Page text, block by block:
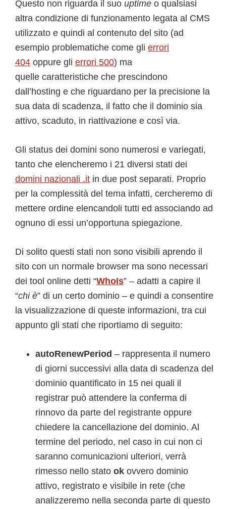
Questo non riguarda il suo uptime o qualsiasi
altra condizione di funzionamento legata al CMS
utilizzato e quindi al contenuto del sito (ad
esempio problematiche come gli errori
404 oppure gli errori 500) ma
quelle caratteristiche che prescindono
dall’hosting e che riguardano per la precisione la
sua data di scadenza, il fatto che il dominio sia
attivo, scaduto, in riattivazione e così via.
Gli status dei domini sono numerosi e variegati,
tanto che elencheremo i 21 diversi stati dei
domini nazionali .it in due post separati. Proprio
per la complessità del tema infatti, cercheremo di
mettere ordine elencandoli tutti ed associando ad
ognuno di essi un’opportuna spiegazione.
Di solito questi stati non sono visibili aprendo il
sito con un normale browser ma sono necessari
dei tool online detti “WhoIs” – adatti a capire il
“chi è” di un certo dominio – e quindi a consentire
la visualizzazione di queste informazioni, tra cui
appunto gli stati che riportiamo di seguito:
autoRenewPeriod – rappresenta il numero
di giorni successivi alla data di scadenza del
dominio quantificato in 15 nei quali il
registrar può attendere la conferma di
rinnovo da parte del registrante oppure
chiedere la cancellazione del dominio. Al
termine del periodo, nel caso in cui non ci
saranno comunicazioni ulteriori, verrà
rimesso nello stato ok ovvero dominio
attivo, registrato e visibile in rete (che
analizzeremo nella seconda parte di questo